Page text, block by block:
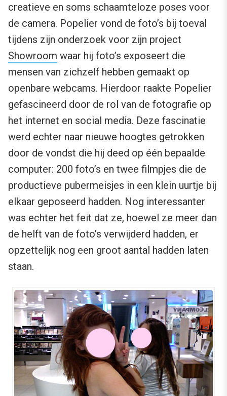
creatieve en soms schaamteloze poses voor
de camera. Popelier vond de foto’s bij toeval
tijdens zijn onderzoek voor zijn project
Showroom waar hij foto’s exposeert die
mensen van zichzelf hebben gemaakt op
openbare webcams. Hierdoor raakte Popelier
gefascineerd door de rol van de fotografie op
het internet en social media. Deze fascinatie
werd echter naar nieuwe hoogtes getrokken
door de vondst die hij deed op één bepaalde
computer: 200 foto’s en twee filmpjes die de
productieve pubermeisjes in een klein uurtje bij
elkaar geposeerd hadden. Nog interessanter
was echter het feit dat ze, hoewel ze meer dan
de helft van de foto’s verwijderd hadden, er
opzettelijk nog een groot aantal hadden laten
staan.